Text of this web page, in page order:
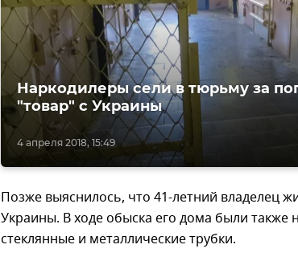
4 апреля 2018, 15:49
Наркодилеры сели в тюрьму за
"товар" с Украины
Позже выяснилось, что 41-летний владелец
Украины. В ходе обыска его дома были
стеклянные и металлические трубки.